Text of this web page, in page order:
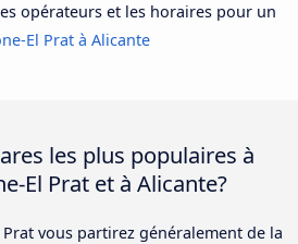
opérateurs et les horaires pour un
El Prat à Alicante
les plus populaires à
El Prat et à Alicante?
vous partirez généralement de la